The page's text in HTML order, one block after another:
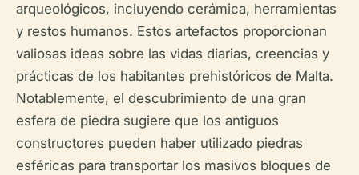
arqueológicos, incluyendo cerámica, herramientas
y restos humanos. Estos artefactos proporcionan
valiosas ideas sobre las vidas diarias, creencias y
prácticas de los habitantes prehistóricos de Malta.
Notablemente, el descubrimiento de una gran
esfera de piedra sugiere que los antiguos
constructores pueden haber utilizado piedras
esféricas para transportar los masivos bloques de